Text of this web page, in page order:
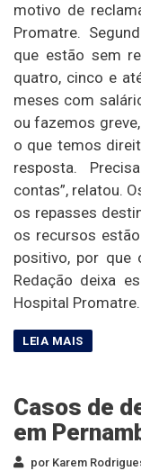
motivo de
Promatre.
que estão sem
quatro, cinco e
meses com
ou fazemos
o que temos
resposta.
contas”, relatou.
os repasses
os recursos
positivo, por que
Redação deixa
Hospital Promatre.
Casos de
em
por Karem